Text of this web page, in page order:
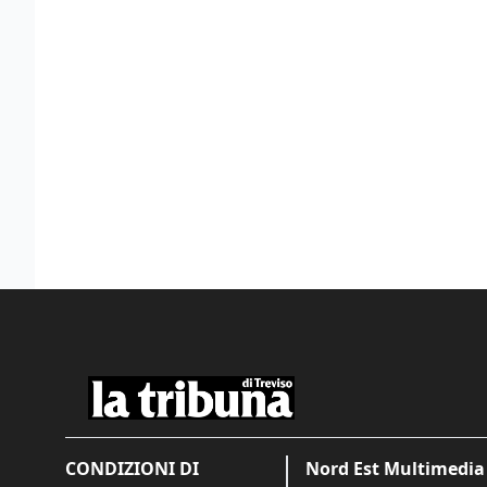
CONDIZIONI DI
Nord Est Multimedia